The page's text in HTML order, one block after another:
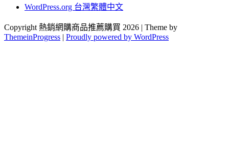
WordPress.org 台灣繁體中文
Copyright 熱銷網購商品推薦購買 2026 | Theme by
ThemeinProgress | Proudly powered by WordPress